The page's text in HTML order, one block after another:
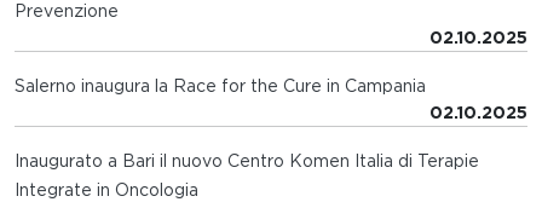
Prevenzione
02.10.2025
Salerno inaugura la Race for the Cure in Campania
02.10.2025
Inaugurato a Bari il nuovo Centro Komen Italia di Terapie
Integrate in Oncologia